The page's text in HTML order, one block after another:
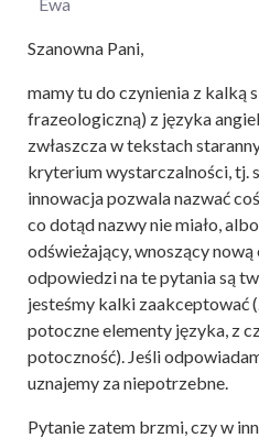
Szanowna Pani,
mamy tu do czynienia z kalką
frazeologiczną) z języka
zwłaszcza w tekstach
kryterium wystarczalności, tj.
innowacja pozwala nazwać
co dotąd nazwy nie miało,
odświeżający, wnoszący
odpowiedzi na te pytania są
jesteśmy kalki zaakceptować
potoczne elementy języka, z
potoczność). Jeśli
uznajemy za niepotrzebne.
Pytanie zatem brzmi, czy w